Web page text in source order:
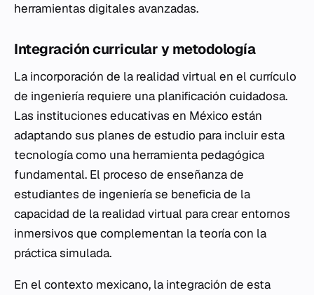
herramientas digitales avanzadas.
Integración curricular y metodología
La incorporación de la realidad virtual en el currículo
de ingeniería requiere una planificación cuidadosa.
Las instituciones educativas en México están
adaptando sus planes de estudio para incluir esta
tecnología como una herramienta pedagógica
fundamental. El proceso de enseñanza de
estudiantes de ingeniería se beneficia de la
capacidad de la realidad virtual para crear entornos
inmersivos que complementan la teoría con la
práctica simulada.
En el contexto mexicano, la integración de esta